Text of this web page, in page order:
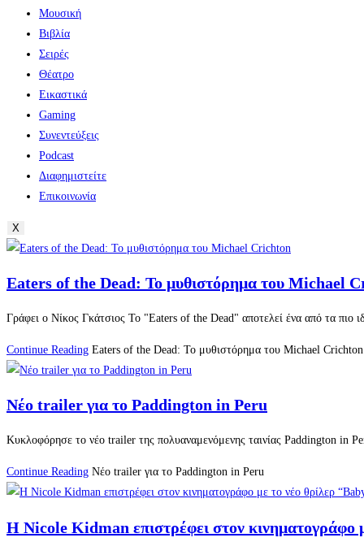
Μουσική
Βιβλία
Σειρές
Θέατρο
Εικαστικά
Gaming
Συνεντεύξεις
Podcast
Διαφημιστείτε
Επικοινωνία
X
Eaters of the Dead: Το μυθιστόρημα του Michael
Γράφει ο Νίκος Γκάτσιος Το "Eaters of the Dead" αποτελεί ένα από τα
Continue Reading Eaters of the Dead: Το μυθιστόρημα του Michael Crichton
Νέο trailer για το Paddington in Peru
Κυκλοφόρησε το νέο trailer της πολυαναμενόμενης ταινίας Paddington in
Continue Reading Νέο trailer για το Paddington in Peru
Η Nicole Kidman επιστρέφει στον